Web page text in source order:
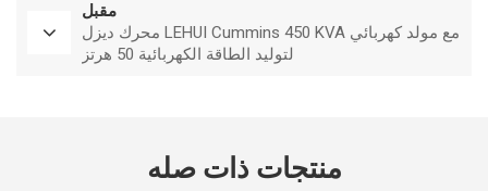
مقبل
محرك ديزل LEHUI Cummins 450 KVA مع مولد كهربائي
لتوليد الطاقة الكهربائية 50 هرتز
منتجات ذات صله